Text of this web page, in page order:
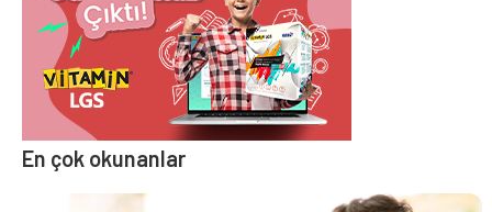
En çok okunanlar